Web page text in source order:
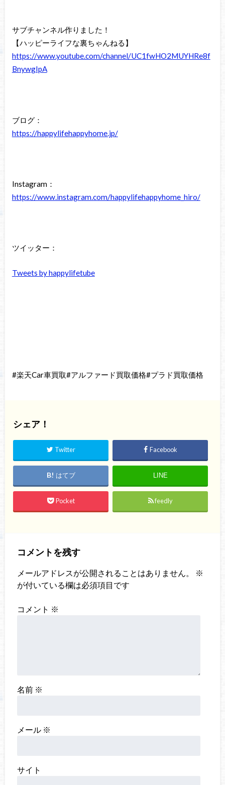
サブチャンネル作りました！
【ハッピーライフな裏ちゃんねる】
https://www.youtube.com/channel/UC1fwHO2MUYHRe8f
BnywgIpA
ブログ：
https://happylifehappyhome.jp/
Instagram：
https://www.instagram.com/happylifehappyhome_hiro/
ツイッター：
Tweets by happylifetube
#楽天Car車買取#アルファード買取価格#プラド買取価格
シェア！
Twitter Facebook
はてブ LINE
Pocket feedly
コメントを残す
メールアドレスが公開されることはありません。
※
が付いている欄は必須項目です
コメント ※
名前 ※
メール ※
サイト